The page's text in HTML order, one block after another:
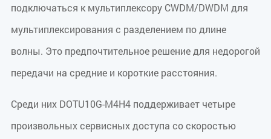
подключаться к мультиплексору CWDM/DWDM для
мультиплексирования с разделением по длине
волны. Это предпочтительное решение для недорогой
передачи на средние и короткие расстояния.
Среди них DOTU10G-M4H4 поддерживает четыре
произвольных сервисных доступа со скоростью